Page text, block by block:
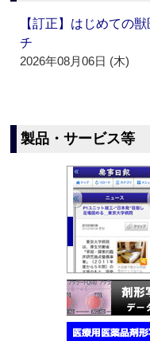
【訂正】はじめての
チ
2026年08月06日 (木)
製品・サービス等